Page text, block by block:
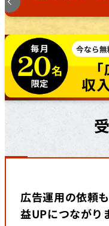
広告運用の依頼
益UPにつながり